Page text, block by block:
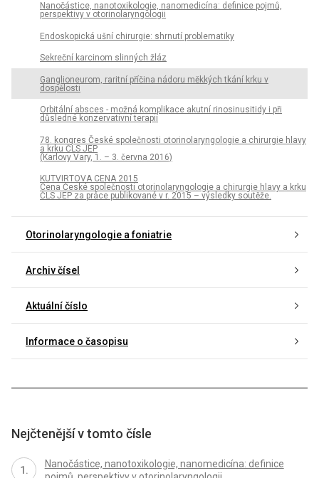
Nanočástice, nanotoxikologie, nanomedicína: definice pojmů,
perspektivy v otorinolaryngologii
Endoskopická ušní chirurgie: shrnutí problematiky
Sekreční karcinom slinných žláz
Ganglioneurom, raritní příčina nádoru měkkých tkání krku v
dospělosti
Orbitální absces - možná komplikace akutní rinosinusitidy i při
důsledné konzervativní terapii
78. kongres České společnosti otorino­laryngologie a chirurgie hlavy
a krku ČLS JEP
(Karlovy Vary, 1. – 3. června 2016)
KUTVIRTOVA CENA 2015
Cena České společnosti otorinolaryngologie a chirurgie hlavy a krku
ČLS JEP za práce publikované v r. 2015 – výsledky soutěže.
Otorinolaryngologie a foniatrie
Archiv čísel
Aktuální číslo
Informace o časopisu
Nejčtenější v tomto čísle
Nanočástice, nanotoxikologie, nanomedicína: definice